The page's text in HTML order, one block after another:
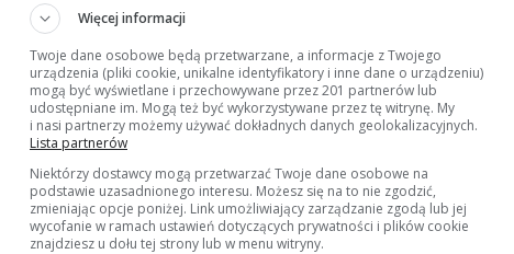
do 200Hz i jest bezkonkurencyjna w tym co robi, poza tym
zwykle od ok 80Hz w góre i mogą być 2 lub 3 drożne
między głośniki i nie jest to rozwiązanie które...
23 Wyświetleń: 3891
Więcej informacji
Twoje dane osobowe będą przetwarzane, a informacje z Twojego
urządzenia (pliki cookie, unikalne identyfikatory i inne dane o urządzeniu)
mogą być wyświetlane i przechowywane przez 201 partnerów lub
udostępniane im. Mogą też być wykorzystywane przez tę witrynę. My
i nasi partnerzy możemy używać dokładnych danych geolokalizacyjnych.
Lista partnerów
Niektórzy dostawcy mogą przetwarzać Twoje dane osobowe na
podstawie uzasadnionego interesu. Możesz się na to nie zgodzić,
zmieniając opcje poniżej. Link umożliwiający zarządzanie zgodą lub jej
wycofanie w ramach ustawień dotyczących prywatności i plików cookie
znajdziesz u dołu tej strony lub w menu witryny.